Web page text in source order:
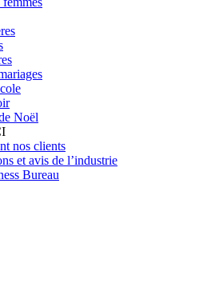
Noël
nos clients
et avis de l’industrie
Bureau